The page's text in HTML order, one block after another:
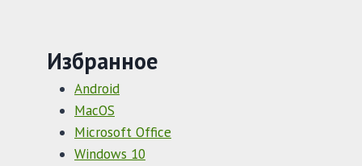
Избранное
Android
MacOS
Microsoft Office
Windows 10